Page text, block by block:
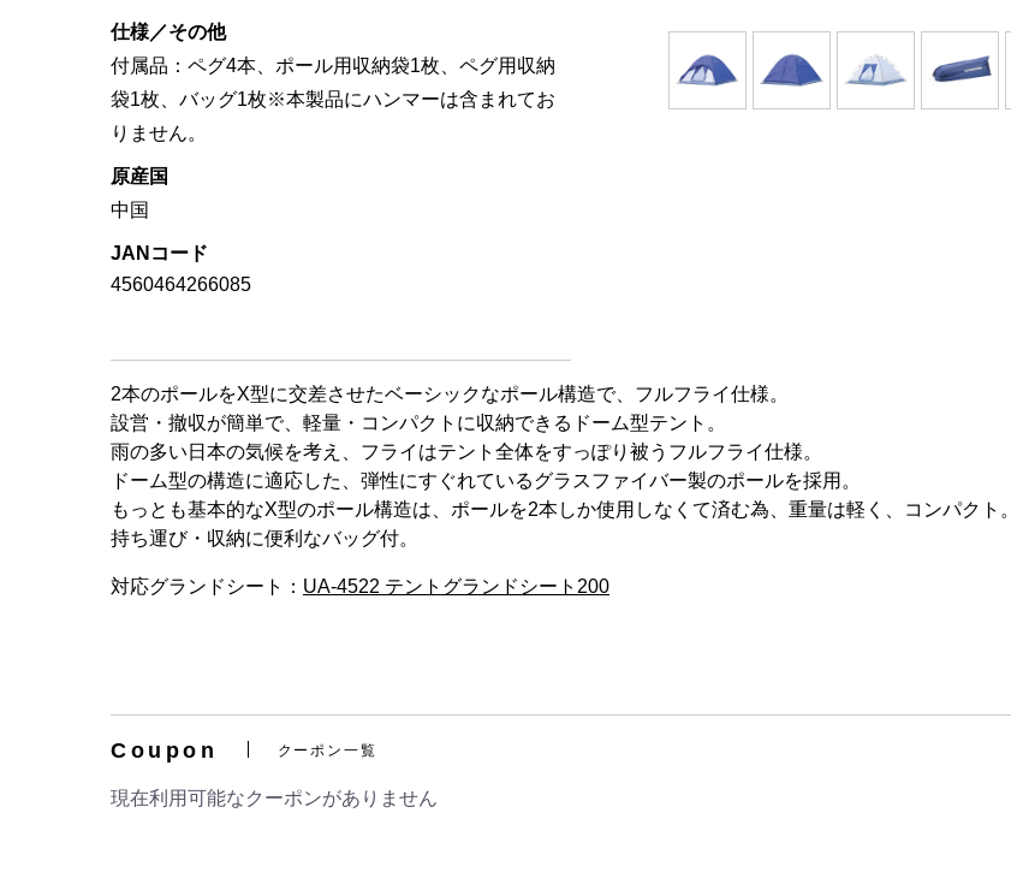
仕様／その他
付属品：ペグ4本、ポール用収納袋1枚、ペグ用収納
袋1枚、バッグ1枚※本製品にハンマーは含まれてお
りません。
原産国
中国
JANコード
4560464266085
2本のポールをX型に交差させたベーシックなポール構造で、フルフライ仕様。
設営・撤収が簡単で、軽量・コンパクトに収納できるドーム型テント。
雨の多い日本の気候を考え、フライはテント全体をすっぽり被うフルフライ仕様。
ドーム型の構造に適応した、弾性にすぐれているグラスファイバー製のポールを採用。
もっとも基本的なX型のポール構造は、ポールを2本しか使用しなくて済む為、重量は軽く、コンパクト。
持ち運び・収納に便利なバッグ付。
対応グランドシート： UA-4522 テントグランドシート200
Coupon クーポン一覧
現在利用可能なクーポンがありません